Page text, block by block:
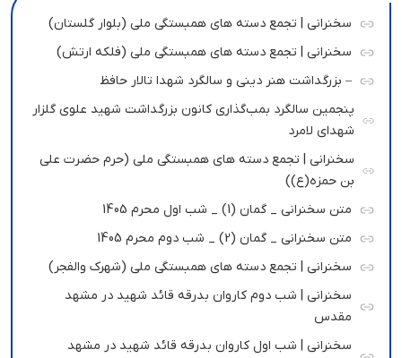
سخنرانی | تجمع دسته های همبستگی ملی (بلوار گلستان)
سخنرانی | تجمع دسته های همبستگی ملی (فلکه ارتش)
– بزرگداشت هنر دینی و سالگرد شهدا تالار حافظ
پنجمین سالگرد بمب‌گذاری کانون بزرگداشت شهید علوی گلزار
شهدای لامرد
سخنرانی | تجمع دسته های همبستگی ملی (حرم حضرت علی
بن حمزه(ع))
متن سخنرانی _ گمان (1) _ شب اول محرم 1405
متن سخنرانی _ گمان (2) _ شب دوم محرم 1405
سخنرانی | تجمع دسته های همبستگی ملی (شهرک والفجر)
سخنرانی | شب دوم کاروان بدرقه قائد شهید در مشهد
مقدس
سخنرانی | شب اول کاروان بدرقه قائد شهید در مشهد